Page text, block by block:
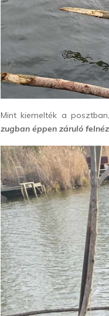
Mint kiemelték a
zugban éppen záruló